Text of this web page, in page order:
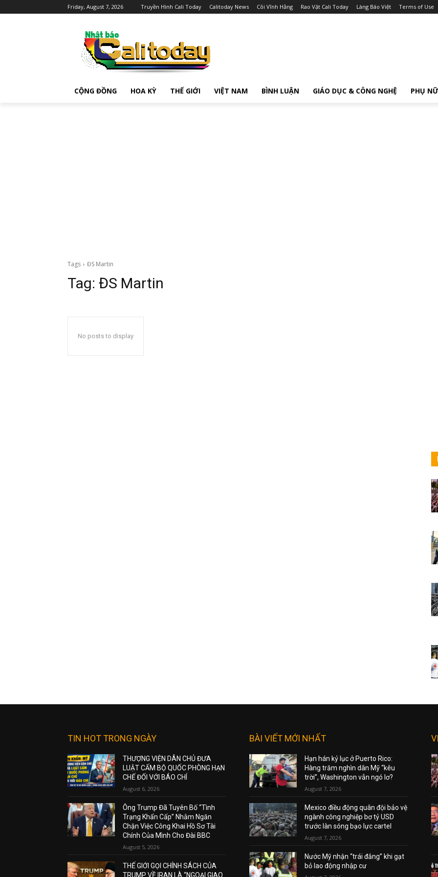
Friday, August 7, 2026 Truyền Hình Cali Today Calitoday News Cõi Vĩnh Hằng Rao Vặt Cali Today Làng Báo Việt Terms of Use
CỘNG ĐỒNG HOA KỲ THẾ GIỚI VIỆT NAM BÌNH LUẬN GIÁO DỤC & CÔNG NGHỆ PHỤ NỮ
Tags ĐS Martin
Tag: ĐS Martin
No posts to display
TIN HOT TRONG NGÀY
THƯỢNG VIỆN DÂN CHỦ ĐƯA
LUẬT CẤM BỘ QUỐC PHÒNG HẠN
CHẾ ĐỐI VỚI BÁO CHÍ
August 6, 2026
Ông Trump Đã Tuyên Bố “Tình
Trạng Khẩn Cấp” Nhằm Ngăn
Chặn Việc Công Khai Hồ Sơ Tài
Chính Của Mình Cho Đài BBC
August 5, 2026
THẾ GIỚI GỌI CHÍNH SÁCH CỦA
TRUMP VỀ IRAN LÀ “NGOẠI GIAO
BÀI VIẾT MỚI NHẤT
Hạn hán kỷ lục ở Puerto Rico:
Hàng trăm nghìn dân Mỹ “kêu
trời”, Washington vẫn ngó lơ?
August 7, 2026
Mexico điều động quân đội bảo vệ
ngành công nghiệp bơ tỷ USD
trước làn sóng bạo lực cartel
August 7, 2026
Nước Mỹ nhận “trái đắng” khi gạt
bỏ lao động nhập cư